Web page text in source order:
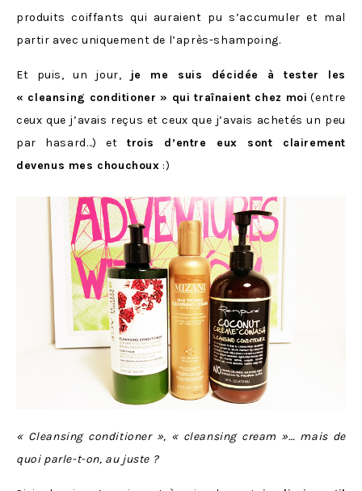
produits coiffants qui auraient pu s’accumuler et mal
partir avec uniquement de l’après-shampoing.
Et puis, un jour,
je me suis décidée à tester les
« cleansing conditioner » qui traînaient chez moi (entre
ceux que j’avais reçus et ceux que j’avais achetés un peu
par hasard…) et trois d’entre eux sont clairement
devenus mes chouchoux :)
« Cleansing conditioner », « cleansing cream »… mais de
quoi parle-t-on, au juste ?